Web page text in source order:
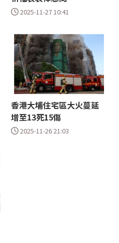
2025-11-27 10:41
香港大埔住宅區大火蔓延
增至13死15傷
2025-11-26 21:03